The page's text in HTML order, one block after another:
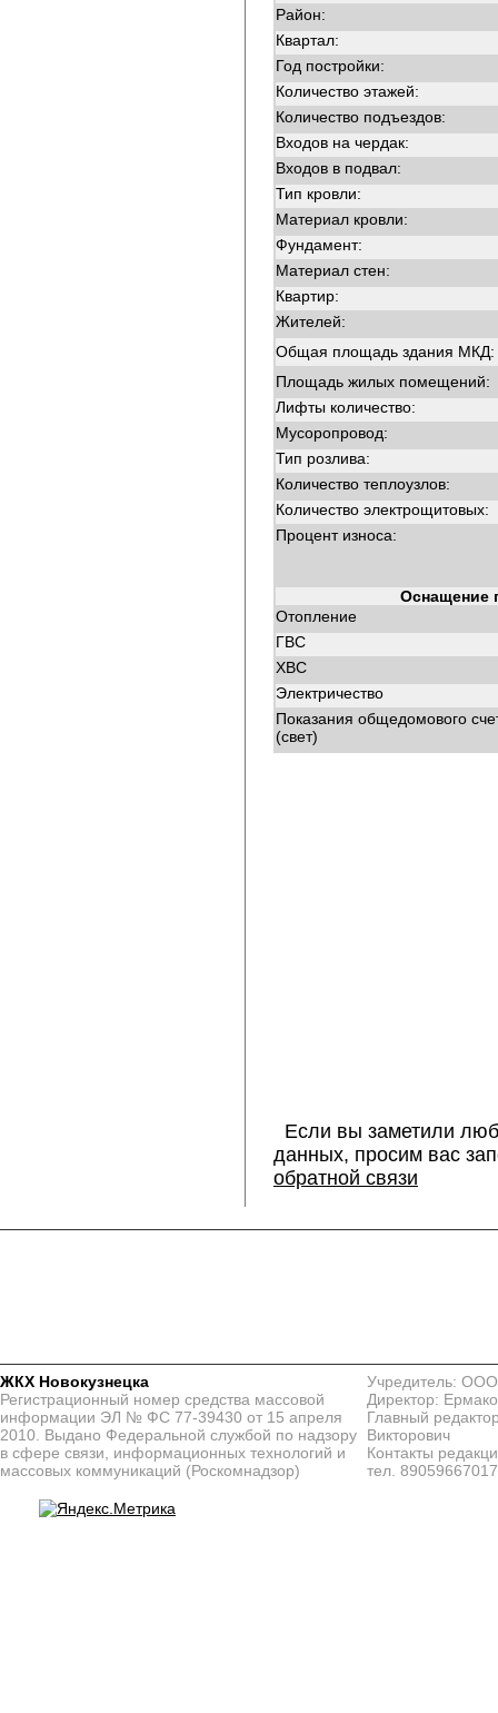
Район:
Квартал:
Год постройки:
Количество этажей:
Количество подъездов:
Входов на чердак:
Входов в подвал:
Тип кровли:
Материал кровли:
Фундамент:
Материал стен:
Квартир:
Жителей:
Общая площадь здания МКД:
Площадь жилых помещений:
Лифты количество:
Мусоропровод:
Тип розлива:
Количество теплоузлов:
Количество электрощитовых:
Процент износа:
Оснащение
Отопление
ГВС
ХВС
Электричество
Показания общедомового
(свет)
Если вы заметили
данных, просим вас
обратной связи
ЖКХ Новокузнецка
Регистрационный номер средства массовой
информации ЭЛ № ФС 77-39430 от 15 апреля
2010. Выдано Федеральной службой по надзору
в сфере связи, информационных технологий и
массовых коммуникаций (Роскомнадзор)
Учредитель:
Директор:
Главный
Викторович
Контакты
тел. 89059667017